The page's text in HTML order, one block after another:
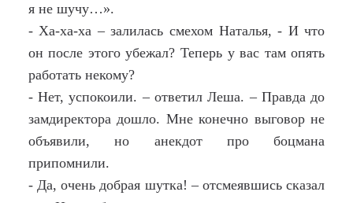
я не шучу…».
- Ха-ха-ха – залилась смехом Наталья, - И что
он после этого убежал? Теперь у вас там опять
работать некому?
- Нет, успокоили. – ответил Леша. – Правда до
замдиректора дошло. Мне конечно выговор не
объявили, но анекдот про боцмана
припомнили.
- Да, очень добрая шутка! – отсмеявшись сказал